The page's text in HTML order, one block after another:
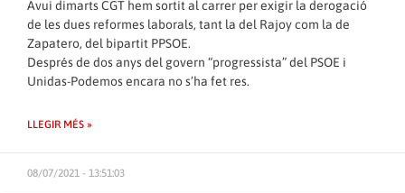
Avui dimarts CGT hem sortit al carrer per exigir la derogació
de les dues reformes laborals, tant la del Rajoy com la de
Zapatero, del bipartit PPSOE.
Després de dos anys del govern “progressista” del PSOE i
Unidas-Podemos encara no s’ha fet res.
LLEGIR MÉS »
08/07/2021 - 13:51:03